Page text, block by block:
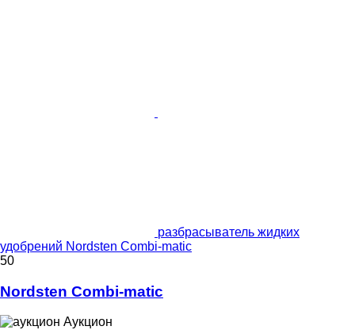
разбрасыватель жидких
удобрений Nordsten Combi-matic
50
Nordsten Combi-matic
Аукцион